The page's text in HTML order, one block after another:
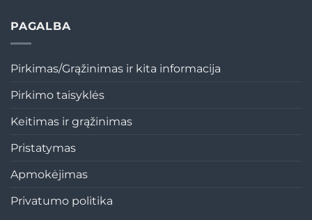
PAGALBA
Pirkimas/Grąžinimas ir kita informacija
Pirkimo taisyklės
Keitimas ir grąžinimas
Pristatymas
Apmokėjimas
Privatumo politika